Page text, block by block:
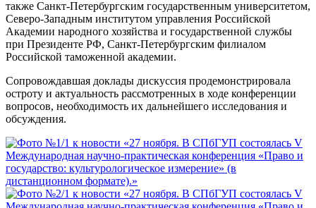
также Санкт-Петербургским государственным университетом,
Северо-Западным институтом управления Российской
Академии народного хозяйства и государственной службы
при Президенте РФ, Санкт-Петербургским филиалом
Российской таможенной академии.
Сопровождавшая доклады дискуссия продемонстрировала
остроту и актуальность рассмотренных в ходе конференции
вопросов, необходимость их дальнейшего исследования и
обсуждения.